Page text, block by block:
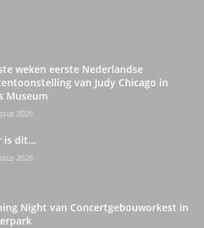
weken eerste Nederlandse
van Judy Chicago in
Museum
2026
is dit…
2026
Night van Concertgebouworkest in